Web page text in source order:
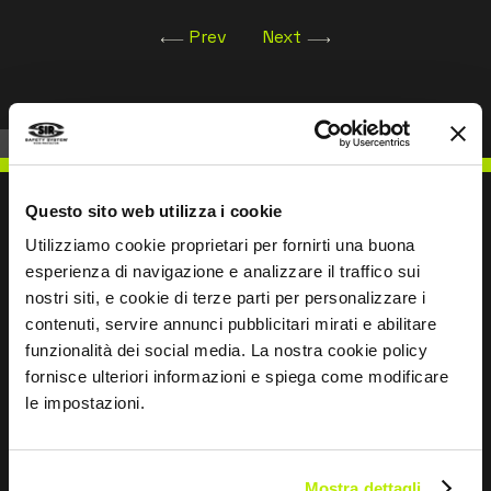
Questo sito web utilizza i cookie
Utilizziamo cookie proprietari per fornirti una buona
esperienza di navigazione e analizzare il traffico sui
nostri siti, e cookie di terze parti per personalizzare i
contenuti, servire annunci pubblicitari mirati e abilitare
funzionalità dei social media. La nostra cookie policy
fornisce ulteriori informazioni e spiega come modificare
le impostazioni.
Prev Next
NOUS ÉCRIRE